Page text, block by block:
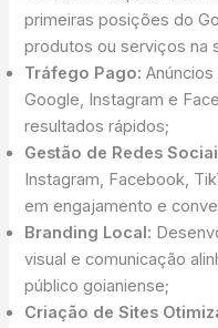
primeiras posições do
produtos ou serviços na
Tráfego Pago:
Google, Instagram e
resultados rápidos;
Gestão de Redes
Instagram, Facebook,
em engajamento e
Branding Local:
visual e comunicação
público goianiense;
Criação de Sites